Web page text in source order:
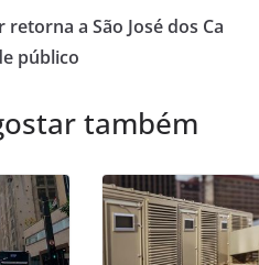
a São José dos Ca
público
também